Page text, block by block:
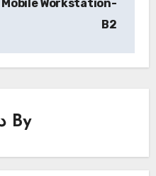
Mobile Workstation-
B2
By